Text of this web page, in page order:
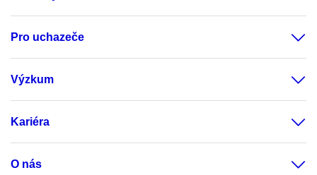
Pro uchazeče
Výzkum
Kariéra
O nás